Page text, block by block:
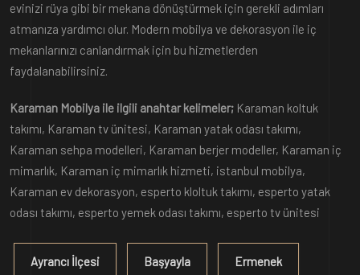
evinizi rüya gibi bir mekana dönüştürmek için gerekli adımları
atmanıza yardımcı olur. Modern mobilya ve dekorasyon ile iç
mekanlarınızı canlandırmak için bu hizmetlerden
faydalanabilirsiniz.
Karaman Mobilya ile ilgili anahtar kelimeler; Karaman koltuk
takımı, Karaman tv ünitesi, Karaman yatak odası takımı,
Karaman sehpa modelleri, Karaman berjer modeller, Karaman iç
mimarlık, Karaman iç mimarlık hizmeti, istanbul mobilya,
Karaman ev dekorasyon, esperto kloltuk takımı, esperto yatak
odası takımı, esperto yemek odası takımı, esperto tv ünitesi
Ayrancı İlçesi Başyayla Ermenek